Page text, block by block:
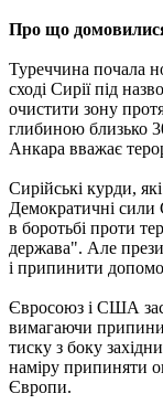
Про що
Туреччина почала
сході Сирії під
очистити зону
глибиною близько
Анкара вважає
Сирійські курди,
Демократичні
в боротьбі проти
держава". Але
і припинити
Євросоюз і США
вимагаючи
тиску з боку
наміру припиняти
Європи.